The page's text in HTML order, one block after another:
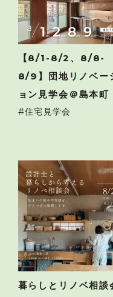
【8/1-8/2、8/8-
8/9】団地リノベー
ョン見学会＠島本町
住宅見学会
暮らしとリノベ相談